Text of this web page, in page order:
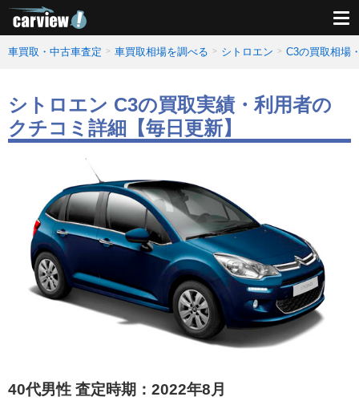
車買取・中古車査定 車買取相場を調べる シトロエン C3の買取相場
シトロエン C3の買取実績・利用者の
クチコミ詳細【毎日更新】
40代男性 査定時期： 2022年8月